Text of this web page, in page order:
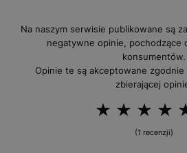
Na naszym serwisie publikowane są
negatywne opinie, pochodzące
konsumentów.
Opinie te są akceptowane
zbierającej
(1 recenzji)